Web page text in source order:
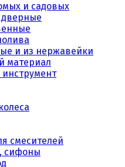
и садовых
дверные
и из нержавейки
материал
смесителей
сифоны